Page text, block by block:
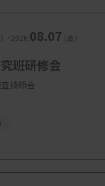
-2026. 08.07（金）
班研修会
技師会